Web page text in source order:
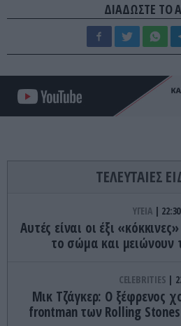
ΔΙΑΔΩΣΤΕ ΤΟ
ΤΕΛΕΥΤΑΙΕΣ
ΥΓΕΙΑ 22:30
Αυτές είναι οι έξι
το σώμα και μειώνουν
CELEBRITIES
Μικ Τζάγκερ: Ο ξέφρενος
frontman των Rolling